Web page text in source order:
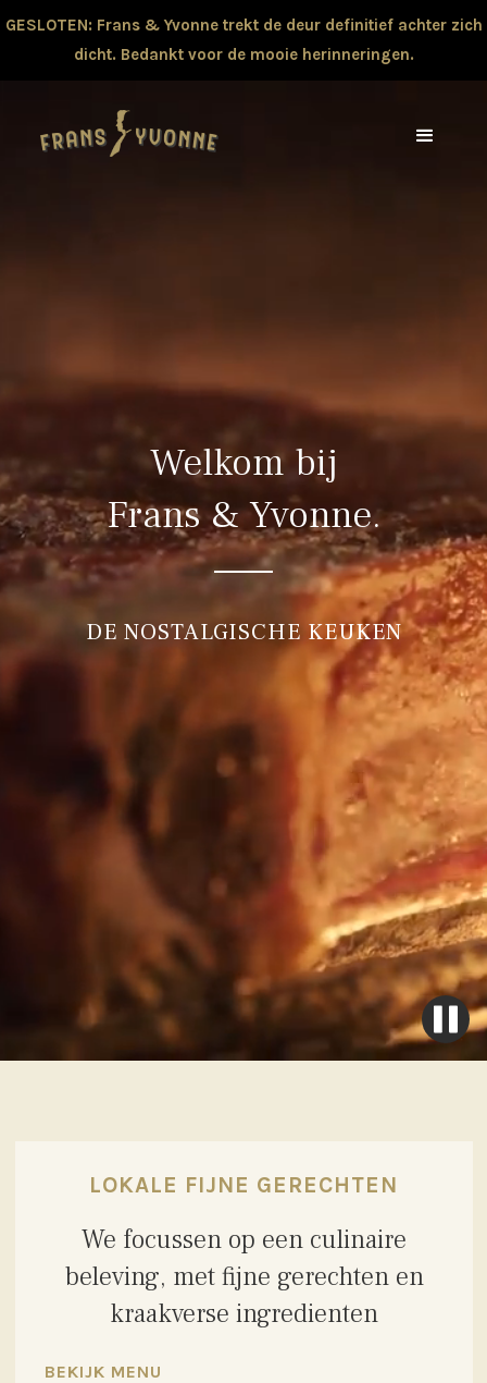
GESLOTEN: Frans & Yvonne trekt de deur definitief achter zich
dicht. Bedankt voor de mooie herinneringen.
Welkom bij
Frans & Yvonne.
DE NOSTALGISCHE KEUKEN
LOKALE FIJNE GERECHTEN
We focussen op een culinaire
beleving, met fijne gerechten en
kraakverse ingredienten
BEKIJK MENU